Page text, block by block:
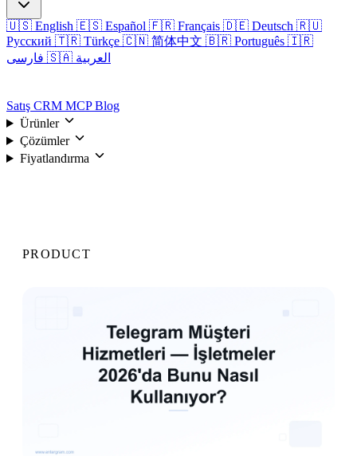
🇺🇸 English 🇪🇸 Español 🇫🇷 Français 🇩🇪 Deutsch 🇷🇺
Русский 🇹🇷 Türkçe 🇨🇳 简体中文 🇧🇷 Português 🇮🇷
🇸🇦 العربية
Satış CRM MCPBlog
Ürünler
Çözümler
Fiyatlandırma
PRODUCT